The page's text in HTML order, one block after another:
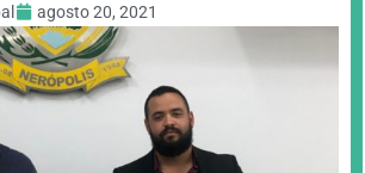
agosto 20, 2021